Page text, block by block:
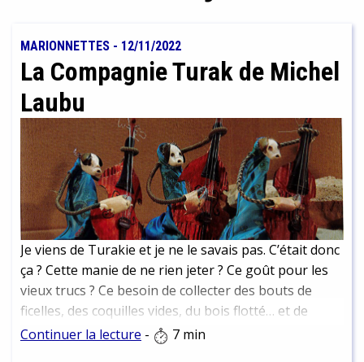
MARIONNETTES - 12/11/2022
La Compagnie Turak de Michel
Laubu
Je viens de Turakie et je ne le savais pas. C’était donc
ça ? Cette manie de ne rien jeter ? Ce goût pour les
vieux trucs ? Ce besoin de collecter des bouts de
ficelles, des coquilles vides, du bois flotté… et de
remplir compulsivement des boîtes de bitoniaux ou
Continuer la lecture - 7 min